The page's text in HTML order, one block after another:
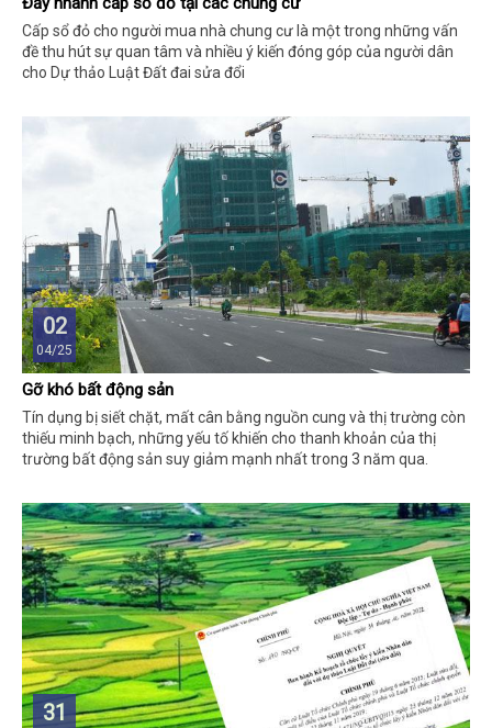
Cấp sổ đỏ cho người mua nhà chung cư là một trong những vấn
đề thu hút sự quan tâm và nhiều ý kiến đóng góp của người dân
cho Dự thảo Luật Đất đai sửa đổi
02
04/25
Gỡ khó bất động sản
Tín dụng bị siết chặt, mất cân bằng nguồn cung và thị trường còn
thiếu minh bạch, những yếu tố khiến cho thanh khoản của thị
trường bất động sản suy giảm mạnh nhất trong 3 năm qua.
31